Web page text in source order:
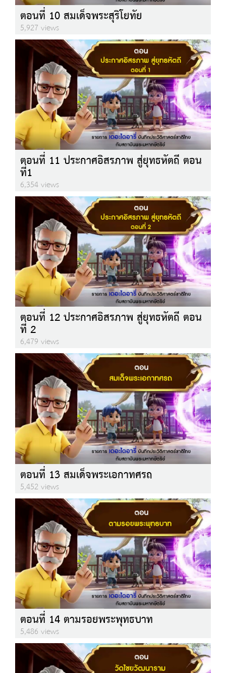
ตอนที่ 10 สมเด็จพระสุริโยทัย
5,927 views
ตอนที่ 11 ประกาศอิสรภาพ สู่ยุทธหัตถี ตอน
ที่1
6,354 views
ตอนที่ 12 ประกาศอิสรภาพ สู่ยุทธหัตถี ตอน
ที่ 2
6,479 views
ตอนที่ 13 สมเด็จพระเอกาทศรถ
5,452 views
ตอนที่ 14 ตามรอยพระพุทธบาท
5,486 views